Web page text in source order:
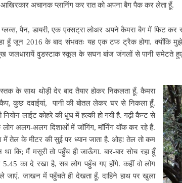
अचानक प्लानिंग कर रात को अपना बैग पैक कर लेता हूँ.
पैन, डायरी, एक एक्सट्रा लोअर अपने कैमरा बैग में फिट कर
हूँ जून 2016 के बाद संभवतः यह एक टफ ट्रैक होगा. क्योंकिमुझे
जलधारायें वुडस्टाक स्कूल के सघन बांज जंगलों से पानी समेटते
के साथ थोड़ी देर बाद तैयार होकर निकलता हूँ. कैमरा
कुछ दवाईयां,
पानी की बोतल लेकर घर से निकला हूँ.
नियोन लाईट कोहरे की धुंध में हल्की हो गयी है. गढ़ी कैन्ट से
लोग अलग-अलग दिशाओं में जॉगिंग, मॉर्निंग वॉक कर रहे हैं.
में तेल के मीटर की सुई पर ध्यान जाता है. ओह! तेल तो कम
कि; मैं मसूरी तो पहुँच ही जाऊँगा. बार-बार सोच रहा हूँ
का दे रखा है, सब लोग पहुँच गए होंगे. कहीं वो लोग
जाएं. जाखन में पहुँचते ही देखता हूँ. दाहिने हाथ पर खुला